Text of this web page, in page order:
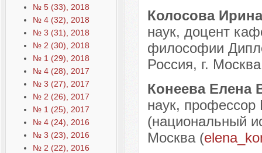
№ 5 (33), 2018
№ 4 (32), 2018
№ 3 (31), 2018
№ 2 (30), 2018
№ 1 (29), 2018
№ 4 (28), 2017
№ 3 (27), 2017
№ 2 (26), 2017
№ 1 (25), 2017
№ 4 (24), 2016
№ 3 (23), 2016
№ 2 (22), 2016
Колосова
наук, доцент
философии
Россия, г.
Конеева Елена
наук, профессор
(национальный
Москва (